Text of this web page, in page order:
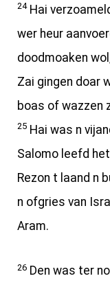
24Hai
wer heur
doodmoaken
Zai gingen doar
boas of wazzen
25 Hai was n
Salomo leefd
Rezon t laand n
n ofgries van
Aram.
26 Den was ter